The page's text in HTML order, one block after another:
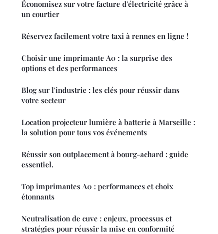
Économisez sur votre facture d'électricité grâce à
un courtier
Réservez facilement votre taxi à rennes en ligne !
Choisir une imprimante A0 : la surprise des
options et des performances
Blog sur l'industrie : les clés pour réussir dans
votre secteur
Location projecteur lumière à batterie à Marseille :
la solution pour tous vos événements
Réussir son outplacement à bourg-achard : guide
essentiel.
Top imprimantes A0 : performances et choix
étonnants
Neutralisation de cuve : enjeux, processus et
stratégies pour réussir la mise en conformité